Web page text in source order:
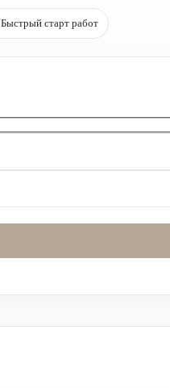
Быстрый старт работ